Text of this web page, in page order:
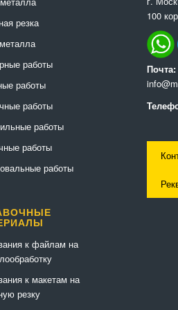
резка
работы
работы
работы
работы
работы
работы
к файлам на
к макетам на
резку
100
Почта: